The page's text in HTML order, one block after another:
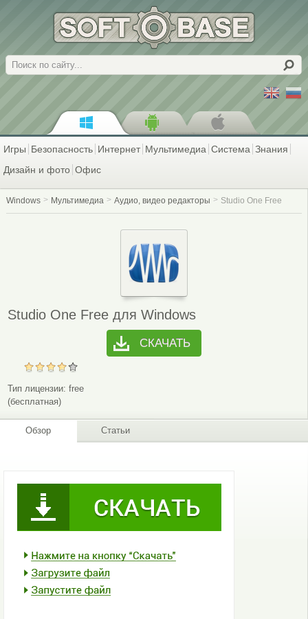
Поиск
Игры Безопасность Интернет Мультимедиа Система Знания
Дизайн и фото Офис
Windows Мультимедиа Аудио, видео редакторы Studio One Free
Studio One Free для Windows
СКАЧАТЬ
Тип лицензии: free
(бесплатная)
Обзор Статьи